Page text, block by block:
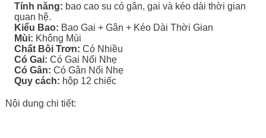
Tính năng: bao cao su có gân, gai và kéo dài thời gian
quan hệ.
Kiểu Bao: Bao Gai + Gân + Kéo Dài Thời Gian
Mùi: Không Mùi
Chất Bôi Trơn: Có Nhiều
Có Gai: Có Gai Nổi Nhẹ
Có Gân: Có Gân Nổi Nhẹ
Quy cách: hộp 12 chiếc
Nội dung chi tiết: